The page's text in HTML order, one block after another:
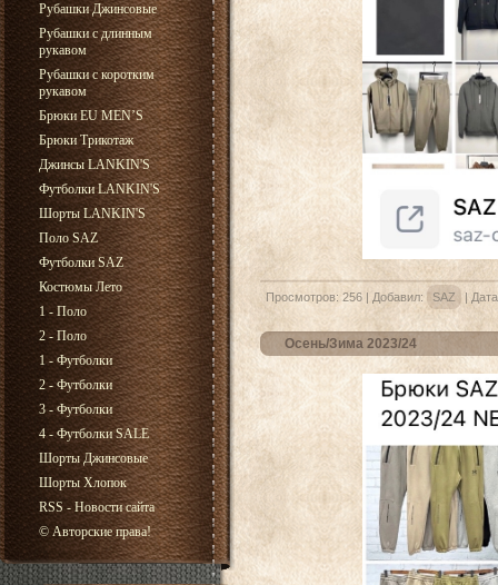
Рубашки Джинсовые
Рубашки с длинным
рукавом
Рубашки с коротким
рукавом
Брюки EU MEN’S
Брюки Трикотаж
Джинсы LANKIN'S
Футболки LANKIN'S
Шорты LANKIN'S
Поло SAZ
Футболки SAZ
Костюмы Лето
1 - Поло
2 - Поло
1 - Футболки
2 - Футболки
3 - Футболки
4 - Футболки SALE
Шорты Джинсовые
Шорты Хлопок
RSS - Новости сайта
© Авторские права!
Просмотров: 256 | Добавил: SAZ |
Осень/Зима 2023/24